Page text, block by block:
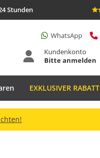
Stunden
WhatsApp
Kundenkonto
Bitte anmelden
EXKLUSIVER RABATT